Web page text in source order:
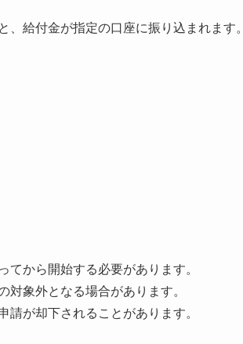
給付金が指定の口座に振り込まれます。
てから開始する必要があります。
対象外となる場合があります。
請が却下されることがあります。